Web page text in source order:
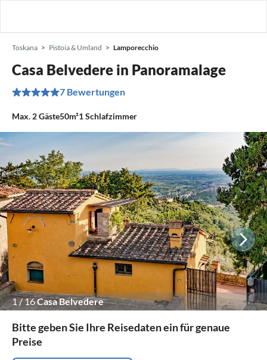
Toskana Pistoia & Umland Lamporecchio
Casa Belvedere in Panoramalage
7 Bewertungen
Max. 2Gäste50m²1Schlafzimmer
1/16Casa Belvedere
Bitte geben Sie Ihre Reisedaten ein für genaue
Preise